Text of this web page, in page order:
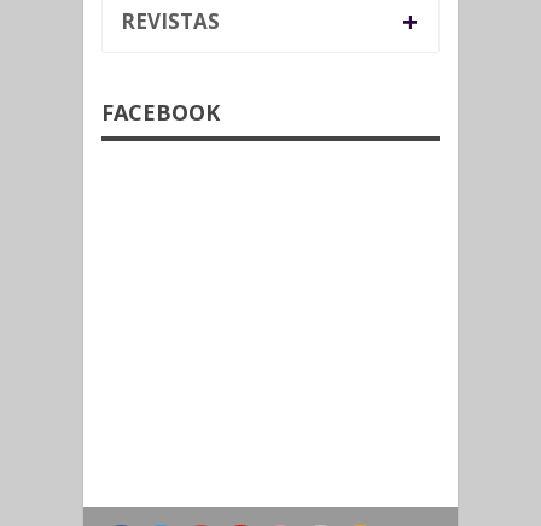
REVISTAS +
FACEBOOK